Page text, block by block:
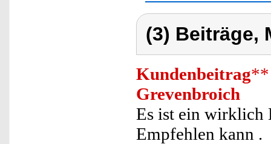
(3) Beiträge,
Kundenbeitrag**
Grevenbroich
Es ist ein wirklich
Empfehlen kann .